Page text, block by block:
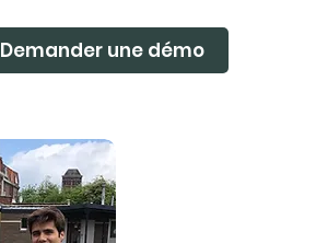
Demander une démo